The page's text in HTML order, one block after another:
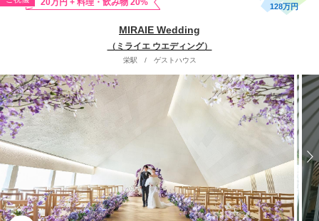
20万円 + 料理・飲み物 20%
128万円
MIRAIE Wedding
（ミライエ ウエディング）
栄駅 / ゲストハウス